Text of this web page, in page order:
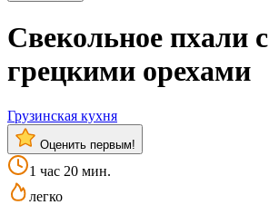
Свекольное пхали с
грецкими орехами
Грузинская кухня
Оценить первым!
1 час 20 мин.
легко